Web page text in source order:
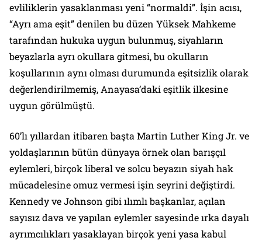
evliliklerin yasaklanması yeni “normaldi”. İşin acısı,
“Ayrı ama eşit” denilen bu düzen Yüksek Mahkeme
tarafından hukuka uygun bulunmuş, siyahların
beyazlarla ayrı okullara gitmesi, bu okulların
koşullarının aynı olması durumunda eşitsizlik olarak
değerlendirilmemiş, Anayasa’daki eşitlik ilkesine
uygun görülmüştü.
60’lı yıllardan itibaren başta Martin Luther King Jr. ve
yoldaşlarının bütün dünyaya örnek olan barışçıl
eylemleri, birçok liberal ve solcu beyazın siyah hak
mücadelesine omuz vermesi işin seyrini değiştirdi.
Kennedy ve Johnson gibi ılımlı başkanlar, açılan
sayısız dava ve yapılan eylemler sayesinde ırka dayalı
ayrımcılıkları yasaklayan birçok yeni yasa kabul